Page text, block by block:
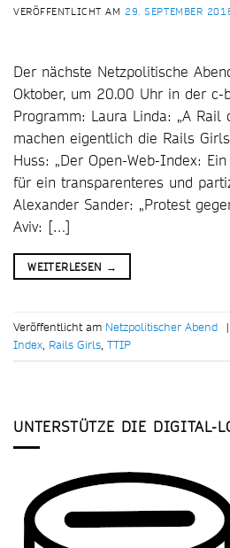
VERÖFFENTLICHT AM 29. SEPTEMBER
Der nächste Netzpolitische
Oktober, um 20.00 Uhr in der
Programm: Laura Linda: „A Rail
machen eigentlich die Rails
Huss: „Der Open-Web-Index:
für ein transparenteres und
Alexander Sander: „Protest
Aviv: […]
WEITERLESEN →
Veröffentlicht am Netzpolitischer Abend |
Index, Rails Girls, TTIP
UNTERSTÜTZE DIE DIGITAL-